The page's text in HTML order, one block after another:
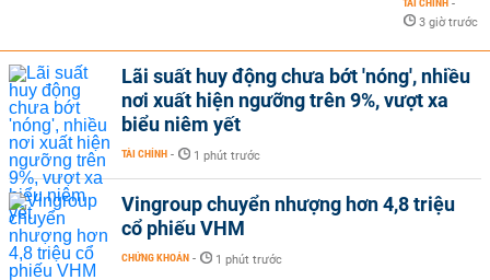
TÀI CHÍNH -
3 giờ trước
Lãi suất huy động chưa bớt 'nóng', nhiều
nơi xuất hiện ngưỡng trên 9%, vượt xa
biểu niêm yết
TÀI CHÍNH - 1 phút trước
Vingroup chuyển nhượng hơn 4,8 triệu
cổ phiếu VHM
CHỨNG KHOÁN - 1 phút trước